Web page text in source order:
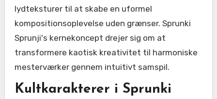
lydteksturer til at skabe en uformel
kompositionsoplevelse uden grænser. Sprunki
Sprunji's kernekoncept drejer sig om at
transformere kaotisk kreativitet til harmoniske
mesterværker gennem intuitivt samspil.
Kultkarakterer i Sprunki